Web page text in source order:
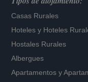
Casas Rurales
Hoteles y Hoteles
Hostales Rurales
Albergues
Apartamentos y